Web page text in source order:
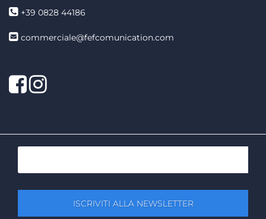
+39 0828 44186
commerciale@fefcomunication.com
Facebook
Twitter